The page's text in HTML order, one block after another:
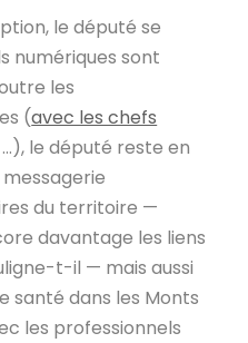
le député se
numériques sont
les
(avec les chefs
…), le député reste en
du territoire —
davantage les liens
t-il — mais aussi
santé dans les Monts
les professionnels